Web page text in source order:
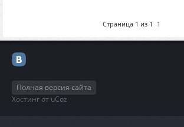
Страница 1 из 1 1
Полная версия сайта
Хостинг от uCoz